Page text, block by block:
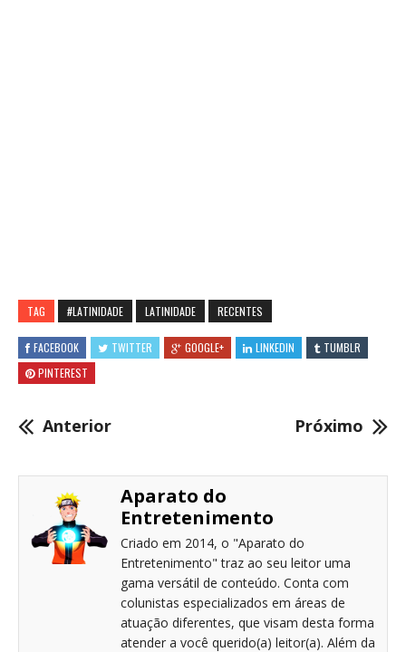
TAG #LATINIDADE LATINIDADE RECENTES
FACEBOOK TWITTER GOOGLE+ LINKEDIN
TUMBLR
PINTEREST
Anterior Próximo
Aparato do
Entretenimento
Criado em 2014, o "Aparato do
Entretenimento" traz ao seu leitor uma
gama versátil de conteúdo. Conta com
colunistas especializados em áreas de
atuação diferentes, que visam desta forma
atender a você querido(a) leitor(a). Além da